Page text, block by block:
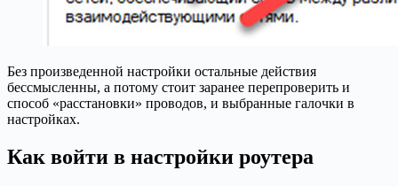
Без произведенной настройки остальные действия
бессмысленны, а потому стоит заранее перепроверить и
способ «расстановки» проводов, и выбранные галочки в
настройках.
Как войти в настройки роутера